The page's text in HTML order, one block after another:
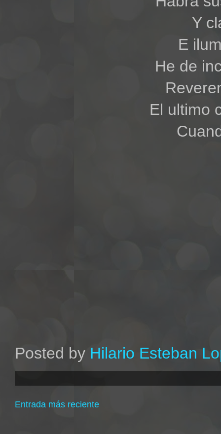
Y
E
He de
El ultimo
Posted by Hilario Esteban
Entrada más reciente